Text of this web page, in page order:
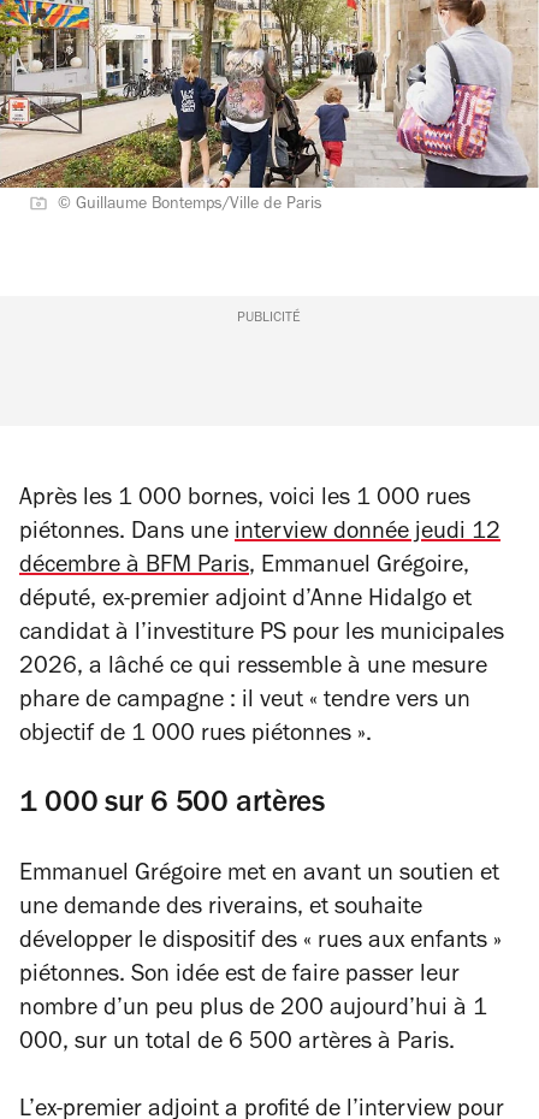
© Guillaume Bontemps/Ville de Paris
PUBLICITÉ
Après les 1 000 bornes, voici les 1 000 rues
piétonnes. Dans une interview donnée jeudi 12
décembre à BFM Paris, Emmanuel Grégoire,
député, ex-premier adjoint d’Anne Hidalgo et
candidat à l’investiture PS pour les municipales
2026, a lâché ce qui ressemble à une mesure
phare de campagne : il veut « tendre vers un
objectif de 1 000 rues piétonnes ».
1 000 sur 6 500 artères
Emmanuel Grégoire met en avant un soutien et
une demande des riverains, et souhaite
développer le dispositif des « rues aux enfants »
piétonnes. Son idée est de faire passer leur
nombre d’un peu plus de 200 aujourd’hui à 1
000, sur un total de 6 500 artères à Paris.
L’ex-premier adjoint a profité de l’interview pour